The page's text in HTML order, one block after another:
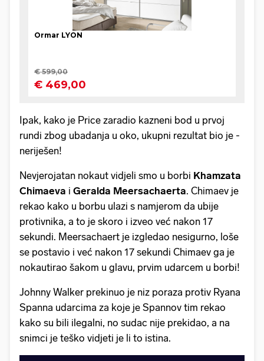
Ipak, kako je Price zaradio kazneni bod u prvoj
rundi zbog ubadanja u oko, ukupni rezultat bio je -
neriješen!
Nevjerojatan nokaut vidjeli smo u borbi Khamzata
Chimaeva i Geralda Meersachaerta. Chimaev je
rekao kako u borbu ulazi s namjerom da ubije
protivnika, a to je skoro i izveo već nakon 17
sekundi. Meersachaert je izgledao nesigurno, loše
se postavio i već nakon 17 sekundi Chimaev ga je
nokautirao šakom u glavu, prvim udarcem u borbi!
Johnny Walker prekinuo je niz poraza protiv Ryana
Spanna udarcima za koje je Spannov tim rekao
kako su bili ilegalni, no sudac nije prekidao, a na
snimci je teško vidjeti je li to istina.